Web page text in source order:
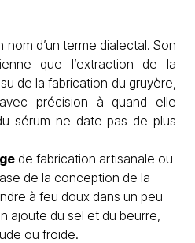
nom d’un terme dialectal. Son
que l’extraction de la
de la fabrication du gruyère,
précision à quand elle
sérum ne date pas de plus
de fabrication artisanale ou
de la conception de la
à feu doux dans un peu
ajoute du sel et du beurre,
ou froide.